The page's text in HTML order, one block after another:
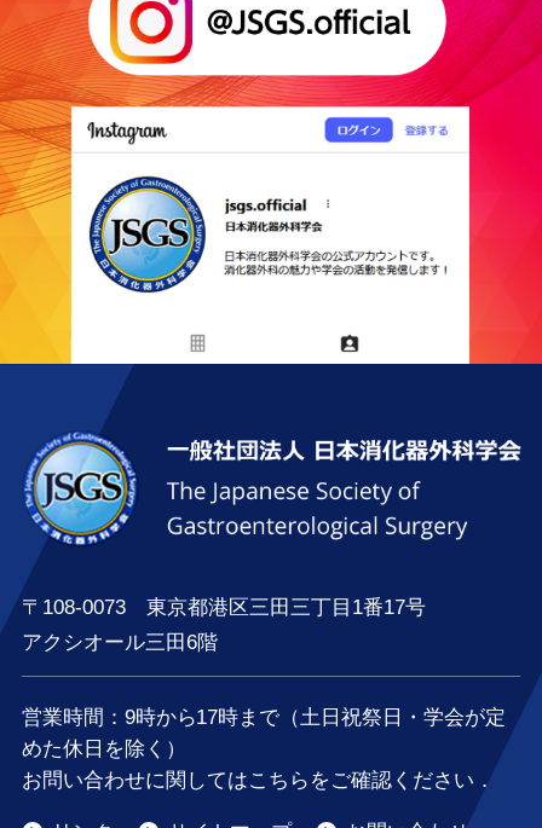
〒108-0073 東京都港区三田三丁目1番17号
アクシオール三田6階
営業時間：9時から17時まで（土日祝祭日・学会が定
めた休日を除く）
お問い合わせに関してはこちらをご確認ください．